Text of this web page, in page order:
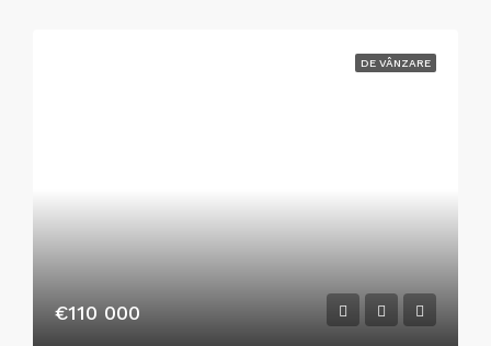
DE VÂNZARE
€110 000